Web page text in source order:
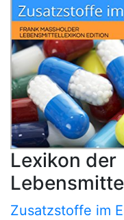
Lexikon der
Zusatzstoffe im